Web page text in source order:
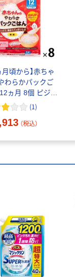
月頃から】赤ちゃ
わらかパックご
ヵ月 8個 ピジョ
食 ベビーフード
(1)
（税込）